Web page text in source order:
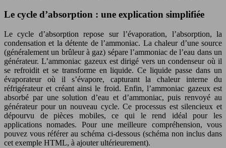
Le cycle d’absorption : une explication simplifiée
Le cycle d’absorption repose sur l’évaporation, l’absorption, la
condensation et la détente de l’ammoniac. La chaleur d’une source
(généralement un brûleur à gaz) sépare l’ammoniac de l’eau dans un
générateur. L’ammoniac gazeux est dirigé vers un condenseur où il
se refroidit et se transforme en liquide. Ce liquide passe dans un
évaporateur où il s’évapore, capturant la chaleur interne du
réfrigérateur et créant ainsi le froid. Enfin, l’ammoniac gazeux est
absorbé par une solution d’eau et d’ammoniac, puis renvoyé au
générateur pour un nouveau cycle. Ce processus est silencieux et
dépourvu de pièces mobiles, ce qui le rend idéal pour les
applications nomades. Pour une meilleure compréhension, vous
pouvez vous référer au schéma ci-dessous (schéma non inclus dans
cet exemple HTML, à ajouter ultérieurement).